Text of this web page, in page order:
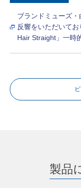
ブランドミューズ
反響をいただいて
Hair Straight」一時
製品